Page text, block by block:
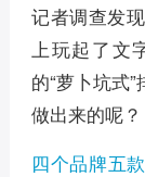
记者调查发
上玩起了文
的“萝卜坑式
做出来的呢？
四个品牌五